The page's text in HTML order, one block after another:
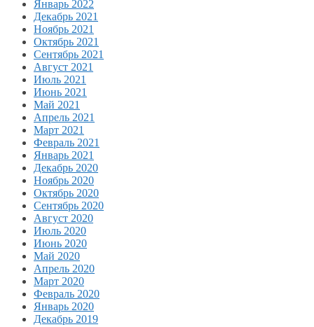
Январь 2022
Декабрь 2021
Ноябрь 2021
Октябрь 2021
Сентябрь 2021
Август 2021
Июль 2021
Июнь 2021
Май 2021
Апрель 2021
Март 2021
Февраль 2021
Январь 2021
Декабрь 2020
Ноябрь 2020
Октябрь 2020
Сентябрь 2020
Август 2020
Июль 2020
Июнь 2020
Май 2020
Апрель 2020
Март 2020
Февраль 2020
Январь 2020
Декабрь 2019